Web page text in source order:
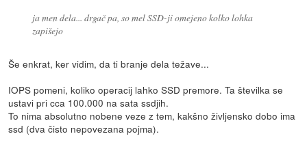
ja men dela... drgač pa, so mel SSD-ji omejeno kolko lohka
zapišejo
Še enkrat, ker vidim, da ti branje dela težave...
IOPS pomeni, koliko operacij lahko SSD premore. Ta številka se
ustavi pri cca 100.000 na sata ssdjih.
To nima absolutno nobene veze z tem, kakšno življensko dobo ima
ssd (dva čisto nepovezana pojma).